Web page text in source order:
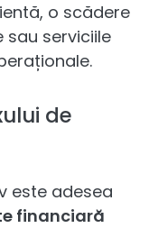
o scădere
sau serviciile
de
este adesea
financiară